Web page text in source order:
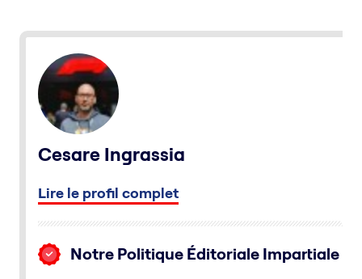
Cesare Ingrassia
Lire le profil complet
Notre Politique Éditoriale Impartiale